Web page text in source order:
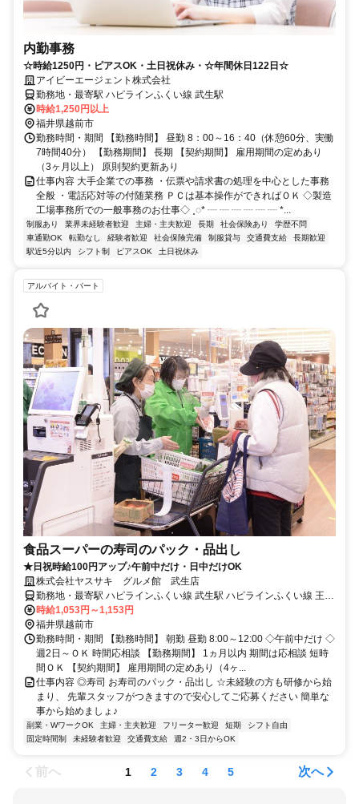
内勤事務
☆時給1250円・ピアスOK・土日祝休み・☆年間休日122日☆
アイビーエージェント株式会社
勤務地・最寄駅 ハピラインふくい線 武生駅
時給1,250円以上
福井県越前市
勤務時間・期間 【勤務時間】 昼勤 8：00～16：40（休憩60分、実働
7時間40分） 【勤務期間】 長期 【契約期間】 雇用期間の定めあり
（3ヶ月以上） 原則契約更新あり
仕事内容 大手企業での事務 ・伝票や請求書の処理を中心とした事務
全般 ・電話応対等の付随業務 ＰＣは基本操作ができればＯＫ ◇製造
工場事務所での一般事務のお仕事◇ ˳◌* ┈ ┈ ┈ ┈ ┈ ┈ *...
制服あり 業界未経験者歓迎 主婦・主夫歓迎 長期 社会保険あり
学歴不問
車通勤OK
転勤なし 経験者歓迎 社会保険完備 制服貸与 交通費支給
長期歓迎
駅近5分以内
シフト制 ピアスOK 土日祝休み
アルバイト・パート
食品スーパーの寿司のパック・品出し
★日祝時給100円アップ♪午前中だけ・日中だけOK
株式会社ヤスサキ グルメ館 武生店
勤務地・最寄駅 ハピラインふくい線 武生駅 ハピラインふくい線 王子
保駅 福井鉄道福武線 サンドーム西駅
時給1,053円～1,153円
福井県越前市
勤務時間・期間 【勤務時間】 朝勤 昼勤 8:00～12:00 ◇午前中だけ ◇
週2日～ＯＫ 時間応相談 【勤務期間】 1ヵ月以内 期間は応相談 短時
間ＯＫ 【契約期間】 雇用期間の定めあり（4ヶ...
仕事内容 ◎寿司 お寿司のパック・品出し ☆未経験の方も研修から始
まり、 先輩スタッフがつきますので安心してご応募ください 簡単な
事から始めましょ♪
副業・WワークOK 主婦・主夫歓迎 フリーター歓迎 短期
シフト自由
固定時間制
未経験者歓迎 交通費支給 週2・3日からOK
前へ 1 2 3 4 5 次へ